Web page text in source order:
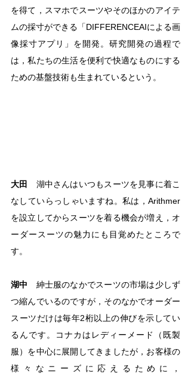
を得て，スマホでスーツやそのほかのアイテ
ムの採寸ができる「DIFFERENCEAIによる画
像採寸アプリ」を開発。研究開発の過程で
は，私たちの生活を便利で快適なものにする
ための基盤技術も生まれているという。
大田
湖中さんはいつもスーツを見事に着こ
なしていらっしゃいますね。私は，Arithmer
を設立してからスーツを着る機会が増え，オ
ーダースーツの魅力にも目覚めたところで
す。
湖中 紳士服のなかでスーツの市場は少しず
つ縮んでいるのですが，そのなかでオーダー
スーツだけは毎年2桁以上の伸びを示してい
るんです。コナカはレディーメード（既製
服）を中心に展開してきましたが，お客様の
様々なニーズに応えるために，